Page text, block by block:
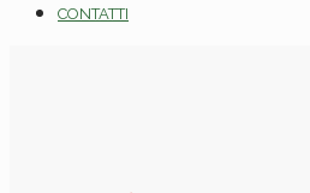
CONTATTI